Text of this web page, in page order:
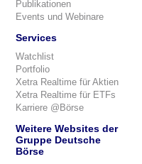
Publikationen
Events und Webinare
Services
Watchlist
Portfolio
Xetra Realtime für Aktien
Xetra Realtime für ETFs
Karriere @Börse
Weitere Websites der
Gruppe Deutsche
Börse